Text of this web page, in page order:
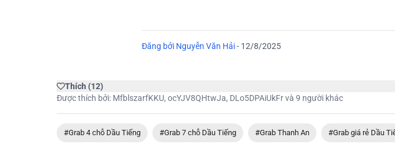
Đăng bởi Nguyễn Văn Hải- 12/8/2025
Thích (12)
Được thích bởi: MfblszarfKKU, ocYJV8QHtwJa, DLo5DPAiUkFrvà 9 người khác
#Grab 4 chỗ Dầu Tiếng #Grab 7 chỗ Dầu Tiếng #Grab Thanh An #Grab giá rẻ Dầu